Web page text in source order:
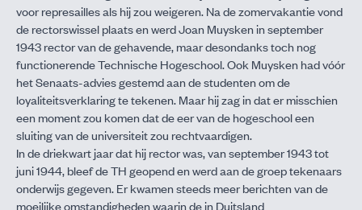
voor represailles als hij zou weigeren. Na de zomervakantie vond
de rectorswissel plaats en werd Joan Muysken in september
1943 rector van de gehavende, maar desondanks toch nog
functionerende Technische Hogeschool. Ook Muysken had vóór
het Senaats-advies gestemd aan de studenten om de
loyaliteitsverklaring te tekenen. Maar hij zag in dat er misschien
een moment zou komen dat de eer van de hogeschool een
sluiting van de universiteit zou rechtvaardigen.
In de driekwart jaar dat hij rector was, van september 1943 tot
juni 1944, bleef de TH geopend en werd aan de groep tekenaars
onderwijs gegeven. Er kwamen steeds meer berichten van de
moeilijke omstandigheden waarin de in Duitsland